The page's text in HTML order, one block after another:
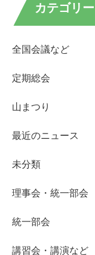
カテゴリー
全国会議など
定期総会
山まつり
最近のニュース
未分類
理事会・統一部会
統一部会
講習会・講演など